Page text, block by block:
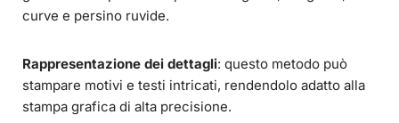
curve e persino ruvide.
Rappresentazione dei dettagli: questo metodo può
stampare motivi e testi intricati, rendendolo adatto alla
stampa grafica di alta precisione.